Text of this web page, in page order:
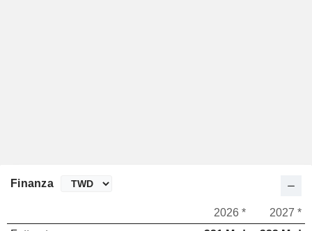
Finanza
2026 *
2027 *